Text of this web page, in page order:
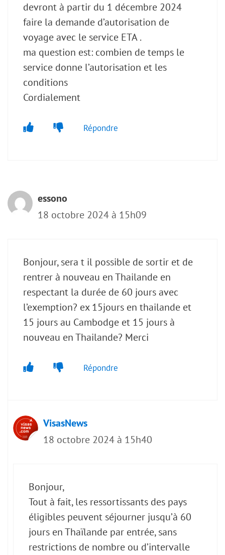
devront à partir du 1 décembre 2024
faire la demande d’autorisation de
voyage avec le service ETA .
ma question est: combien de temps le
service donne l’autorisation et les
conditions
Cordialement
Répondre
essono
18 octobre 2024 à 15h09
Bonjour, sera t il possible de sortir et de
rentrer à nouveau en Thailande en
respectant la durée de 60 jours avec
l’exemption? ex 15jours en thailande et
15 jours au Cambodge et 15 jours à
nouveau en Thailande? Merci
Répondre
VisasNews
18 octobre 2024 à 15h40
Bonjour,
Tout à fait, les ressortissants des pays
éligibles peuvent séjourner jusqu’à 60
jours en Thaïlande par entrée, sans
restrictions de nombre ou d’intervalle